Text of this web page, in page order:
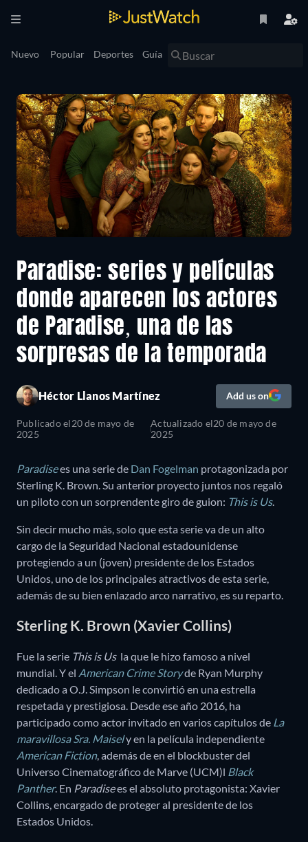
Nuevo Popular Deportes Guía
Paradise: series y películas
donde aparecen los actores
de Paradise, una de las
sorpresas de la temporada
Héctor Llanos Martínez Add us on
Publicado el20 de mayo de
2025
Actualizado el20 de mayo de
2025
Paradisees una serie de Dan Fogelman protagonizada por
Sterling K. Brown. Su anterior proyecto juntos nos regaló
un piloto con un sorprendente giro de guion: This is Us.
Sin decir mucho más, solo que esta serie va de un alto
cargo de la Seguridad Nacional estadounidense
protegiendo a un (joven) presidente de los Estados
Unidos, uno de los principales atractivos de esta serie,
además de su bien enlazado arco narrativo, es su reparto.
Sterling K. Brown (Xavier Collins)
Fue la serie This is Usla que le hizo famoso a nivel
mundial. Y el American Crime Storyde Ryan Murphy
dedicado a O.J. Simpson le convirtió en una estrella
respetada y prestigiosa. Desde ese año 2016, ha
participado como actor invitado en varios capítulos de La
maravillosa Sra. Maisely en la película independiente
American Fiction, además de en el blockbuster del
Universo Cinematográfico de Marve (UCM)l Black
Panther. En Paradisees el absoluto protagonista: Xavier
Collins, encargado de proteger al presidente de los
Estados Unidos.